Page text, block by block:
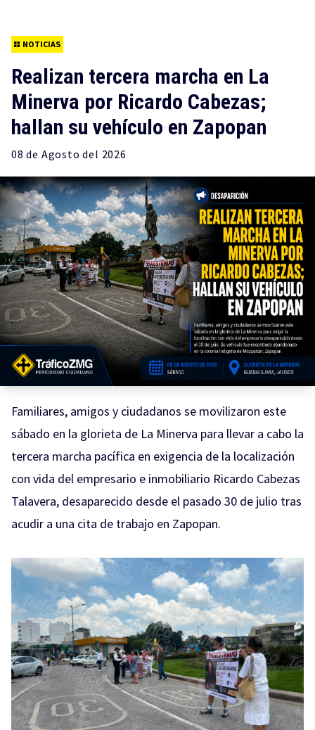
NOTICIAS
Realizan tercera marcha en La
Minerva por Ricardo Cabezas;
hallan su vehículo en Zapopan
08 de Agosto del 2026
Familiares, amigos y ciudadanos se movilizaron este
sábado en la glorieta de La Minerva para llevar a cabo la
tercera marcha pacífica en exigencia de la localización
con vida del empresario e inmobiliario Ricardo Cabezas
Talavera, desaparecido desde el pasado 30 de julio tras
acudir a una cita de trabajo en Zapopan.